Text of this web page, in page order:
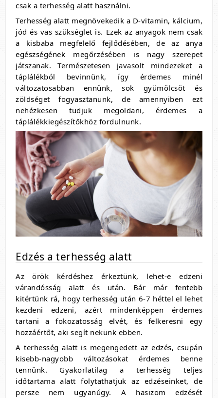
csak a terhesség alatt használni.
Terhesség alatt megnövekedik a D-vitamin, kálcium,
jód és vas szükséglet is. Ezek az anyagok nem csak
a kisbaba megfelelő fejlődésében, de az anya
egészségének megőrzésében is nagy szerepet
játszanak. Természetesen javasolt mindezeket a
táplálékból bevinnünk, így érdemes minél
változatosabban ennünk, sok gyümölcsöt és
zöldséget fogyasztanunk, de amennyiben ezt
nehézkesen tudjuk megoldani, érdemes a
táplálékkiegészítőkhöz fordulnunk.
Edzés a terhesség alatt
Az örök kérdéshez érkeztünk, lehet-e edzeni
várandósság alatt és után. Bár már fentebb
kitértünk rá, hogy terhesség után 6-7 héttel el lehet
kezdeni edzeni, azért mindenképpen érdemes
tartani a fokozatosság elvét, és felkeresni egy
hozzáértőt, aki segít nekünk ebben.
A terhesség alatt is megengedett az edzés, csupán
kisebb-nagyobb változásokat érdemes benne
tennünk. Gyakorlatilag a terhesség teljes
időtartama alatt folytathatjuk az edzéseinket, de
persze nem ugyanúgy. A hasizom edzését